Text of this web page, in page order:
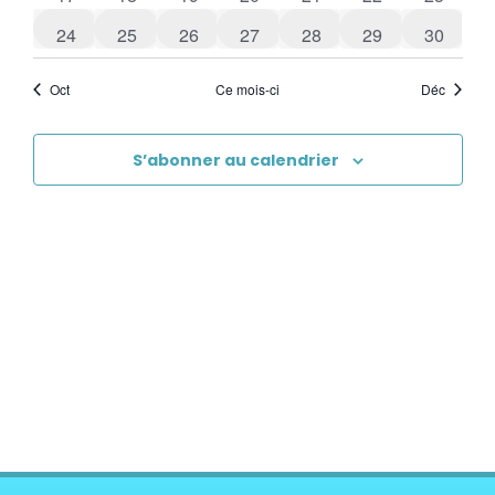
3 évènements
24 0 évènements
25 1 évènement
26 2 évènements
27 0 évènements
28 1 évènement
29 1
30
Oct Ce mois-ci Déc
S’abonner au calendrier